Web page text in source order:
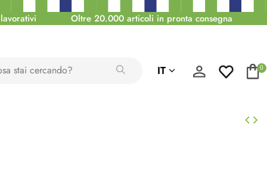
Oltre 20.000 articoli in pronta consegna
IT 0